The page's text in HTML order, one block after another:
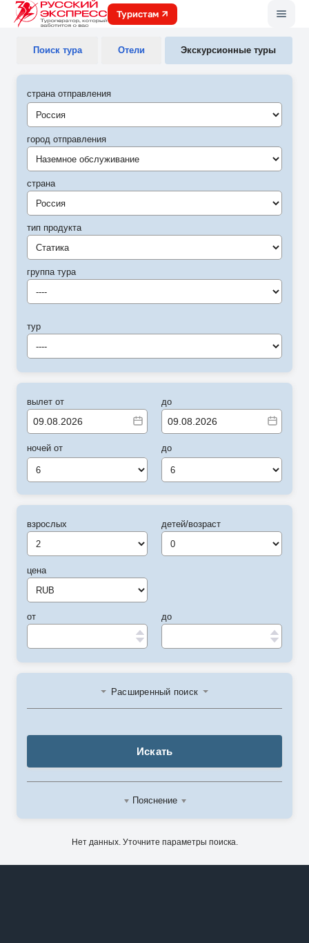
Туристам
Поиск тура Отели Экскурсионные туры
страна отправления
город отправления
Наземное обслуживание
страна
Россия
тип продукта
Статика
группа тура
----
тур
----
вылет от
ночей от
6
до
до
6
взрослых
цена
от
детей/возраст
до
Расширенный поиск
Искать
Пояснение
Нет данных. Уточните параметры поиска.